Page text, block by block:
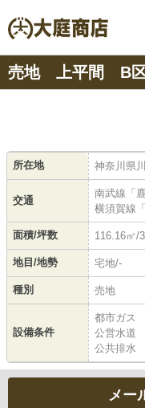
売地 上平間 B区
所在地 神奈川県
交通
南武線「
横須賀線
面積/坪数 116.16㎡/
地目/地勢 宅地/-
種別 売地
設備条件
都市ガス
公営水道
公共排水
メー